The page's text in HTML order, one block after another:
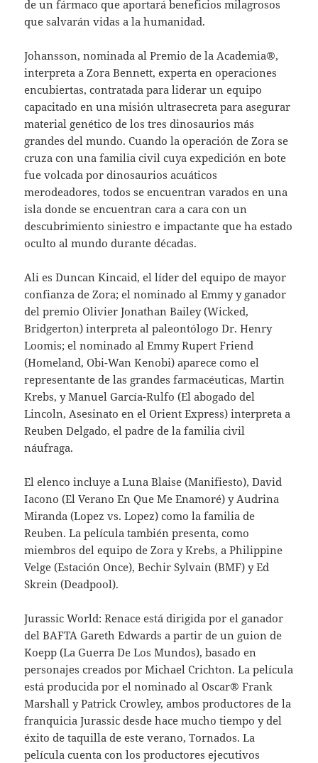
de un fármaco que aportará beneficios milagrosos
que salvarán vidas a la humanidad.
Johansson, nominada al Premio de la Academia®,
interpreta a Zora Bennett, experta en operaciones
encubiertas, contratada para liderar un equipo
capacitado en una misión ultrasecreta para asegurar
material genético de los tres dinosaurios más
grandes del mundo. Cuando la operación de Zora se
cruza con una familia civil cuya expedición en bote
fue volcada por dinosaurios acuáticos
merodeadores, todos se encuentran varados en una
isla donde se encuentran cara a cara con un
descubrimiento siniestro e impactante que ha estado
oculto al mundo durante décadas.
Ali es Duncan Kincaid, el líder del equipo de mayor
confianza de Zora; el nominado al Emmy y ganador
del premio Olivier Jonathan Bailey (Wicked,
Bridgerton) interpreta al paleontólogo Dr. Henry
Loomis; el nominado al Emmy Rupert Friend
(Homeland, Obi-Wan Kenobi) aparece como el
representante de las grandes farmacéuticas, Martin
Krebs, y Manuel García-Rulfo (El abogado del
Lincoln, Asesinato en el Orient Express) interpreta a
Reuben Delgado, el padre de la familia civil
náufraga.
El elenco incluye a Luna Blaise (Manifiesto), David
Iacono (El Verano En Que Me Enamoré) y Audrina
Miranda (Lopez vs. Lopez) como la familia de
Reuben. La película también presenta, como
miembros del equipo de Zora y Krebs, a Philippine
Velge (Estación Once), Bechir Sylvain (BMF) y Ed
Skrein (Deadpool).
Jurassic World: Renace está dirigida por el ganador
del BAFTA Gareth Edwards a partir de un guion de
Koepp (La Guerra De Los Mundos), basado en
personajes creados por Michael Crichton. La película
está producida por el nominado al Oscar® Frank
Marshall y Patrick Crowley, ambos productores de la
franquicia Jurassic desde hace mucho tiempo y del
éxito de taquilla de este verano, Tornados. La
película cuenta con los productores ejecutivos